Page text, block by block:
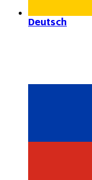
Deutsch